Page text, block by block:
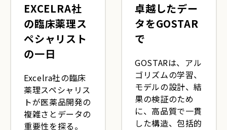
EXCELRA社
の臨床薬理ス
ペシャリスト
の一日
Excelra社の臨床
薬理スペシャリス
トが医薬品開発の
複雑さとデータの
重要性を探る。
卓越したデー
タをGOSTAR
で
GOSTARは、アル
ゴリズムの学習、
モデルの設計、結
果の検証のため
に、高品質で一貫
した構造、包括的